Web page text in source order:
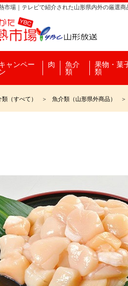
市場｜テレビで紹介された山形県内外の厳選商
ャンペー
ン
肉
魚介
類
果物・菓
類
（すべて） 魚介類（山形県外商品）